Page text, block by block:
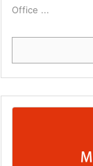
Office ...